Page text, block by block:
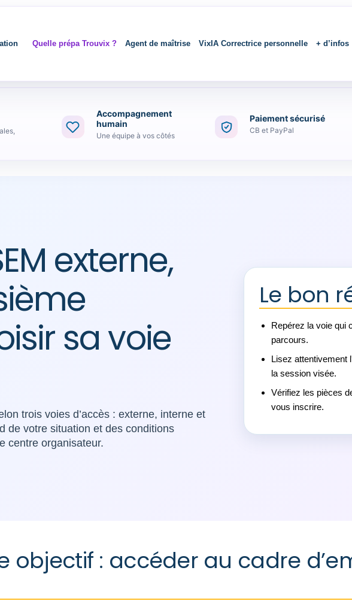
Quelle prépa Trouvix ? Agent de maîtrise VixIA Correctrice personnelle + d’infos
Accompagnement
humain
Une équipe à vos côtés
Paiement sécurisé
CB et PayPal
externe,
sa voie
trois voies d’accès : externe, interne et
de votre situation et des conditions
centre organisateur.
Le bon
Repérez la voie qui
parcours.
Lisez attentivement
la session visée.
Vérifiez les pièces
vous inscrire.
objectif : accéder au cadre